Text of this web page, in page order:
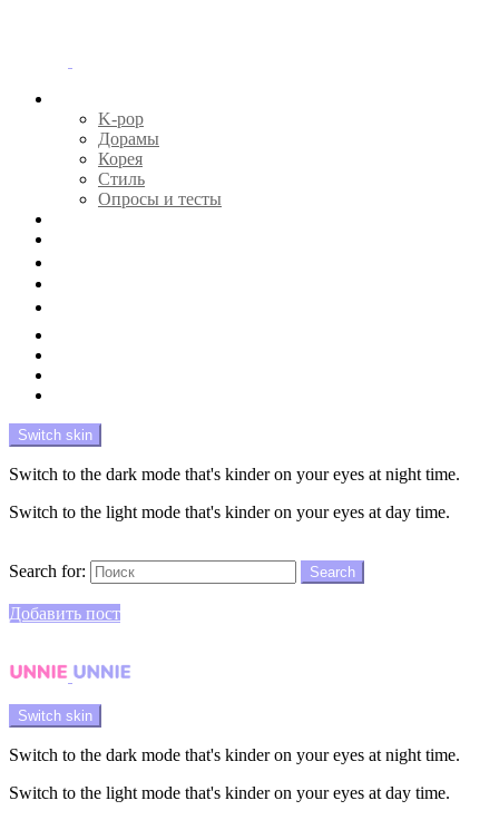
K-pop
Дорамы
Корея
Стиль
Опросы и тесты
Switch skin
Switch to the dark mode that's kinder on your eyes at night time.
Switch to the light mode that's kinder on your eyes at day time.
Search for:
Search
Добавить пост
Switch skin
Switch to the dark mode that's kinder on your eyes at night time.
Switch to the light mode that's kinder on your eyes at day time.